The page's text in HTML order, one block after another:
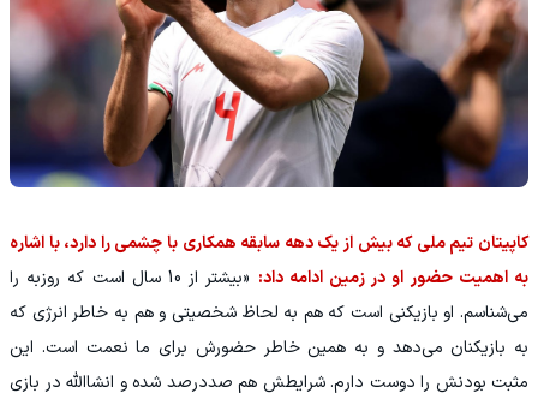
کاپیتان تیم ملی که بیش از یک دهه سابقه همکاری با چشمی را دارد، با اشاره
به اهمیت حضور او در زمین ادامه داد:
«بیشتر از 10 سال است که روزبه را
می‌شناسم. او بازیکنی است که هم به لحاظ شخصیتی و هم به خاطر انرژی که
به بازیکنان می‌دهد و به همین خاطر حضورش برای ما نعمت است. این
مثبت بودنش را دوست دارم. شرایطش هم صددرصد شده و انشاالله در بازی